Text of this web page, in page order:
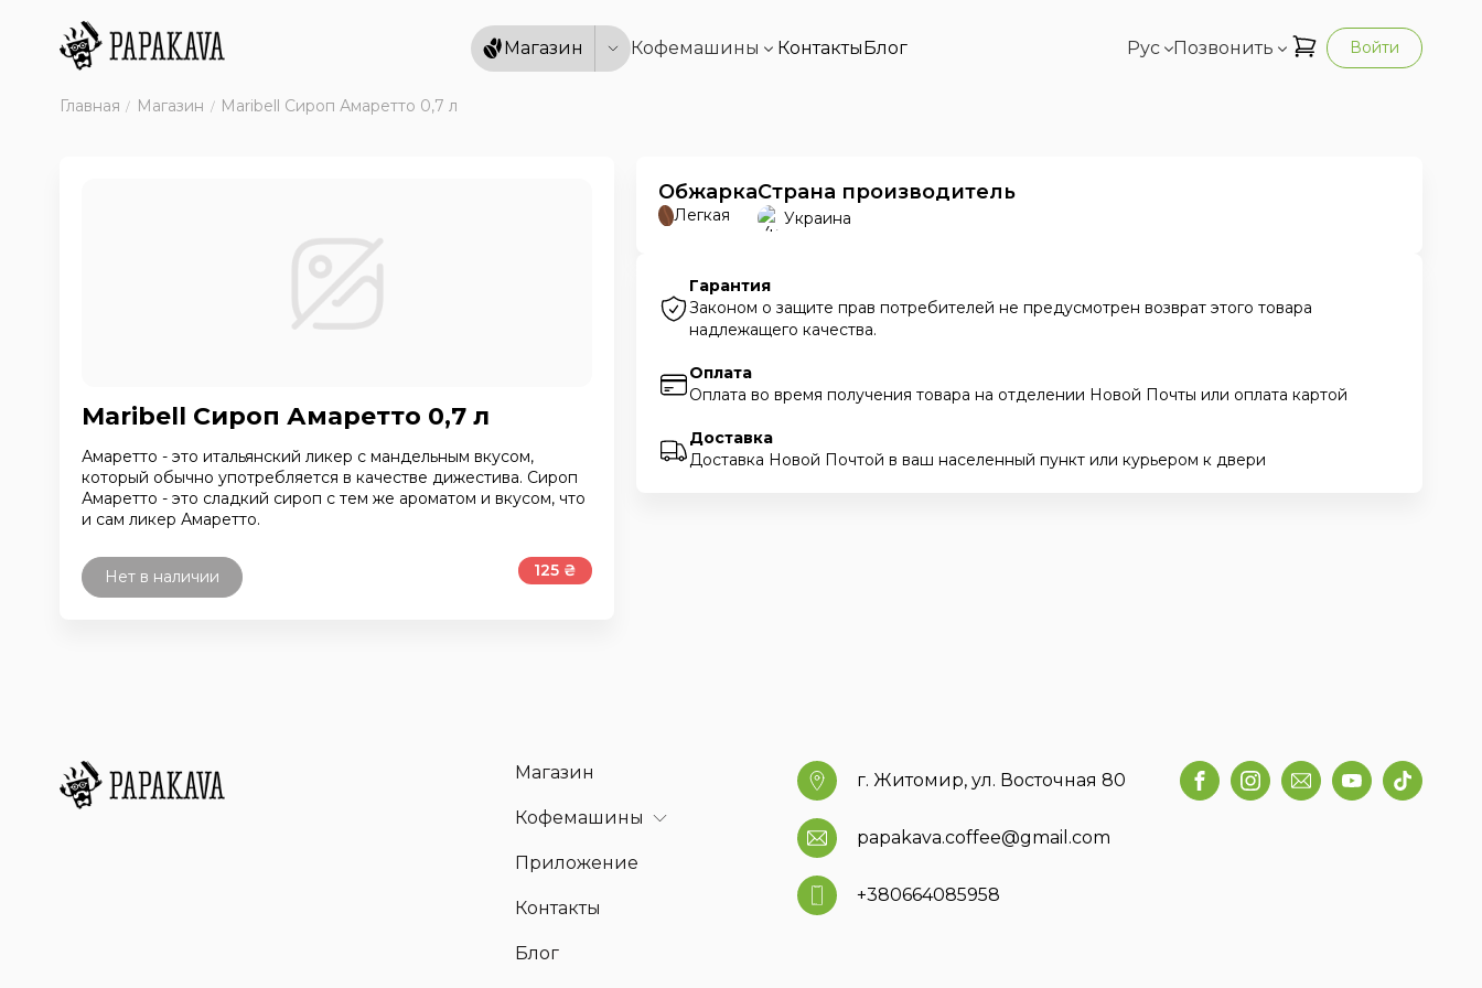
Магазин Кофемашины КонтактыБлог Рус Позвонить Войти
Главная Магазин Maribell Сироп Амаретто 0,7 л
Maribell Сироп Амаретто 0,7 л
Амаретто - это итальянский ликер с мандельным вкусом,
который обычно употребляется в качестве дижестива. Сироп
Амаретто - это сладкий сироп с тем же ароматом и вкусом, что
и сам ликер Амаретто.
Нет в наличии 125 ₴
Обжарка
Легкая
Страна производитель
Украина
Гарантия
Законом о защите прав потребителей не предусмотрен возврат этого товара
надлежащего качества.
Оплата
Оплата во время получения товара на отделении Новой Почты или оплата картой
Доставка
Доставка Новой Почтой в ваш населенный пункт или курьером к двери
Магазин
Кофемашины
Приложение
Контакты
Блог
г. Житомир, ул. Восточная 80
papakava.coffee@gmail.com
+380664085958